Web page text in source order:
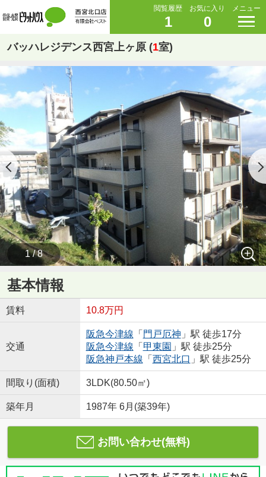
閲覧履歴
1
お気に入り
0
メニュー
バッハレジデンス西宮上ヶ原 (1室)
1 / 8
基本情報
賃料 10.8万円
交通
阪急今津線 「 門戸厄神 」駅 徒歩17分
阪急今津線 「 甲東園 」駅 徒歩25分
阪急神戸本線 「 西宮北口 」駅 徒歩25分
間取り(面積) 3LDK(80.50㎡)
築年月 1987年 6月(築39年)
お問い合わせ(無料)